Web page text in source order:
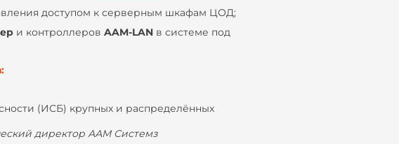
доступом к серверным шкафам ЦОД;
и контроллеров AAM-LAN в системе под
(ИСБ) крупных и распределённых
директор ААМ Системз